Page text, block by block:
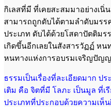
กิเลสที่มี ที่เคยสะสมมาอย่างเนิ่
สามารถถูกดับได้ตามลำดับมรร
ประเภท ดับได้ด้วยโสดาปัตติมร
เกิดขึ้นอีกเลยในสังสารวัฏฏ์ หน
หนทางแห่งการอบรมเจริญปัญ
ธรรมเป็นเรื่องที่ละเอียดมาก ป
เติม คือ จิตที่มี โลภะ เป็นมูล ที่เ
ประเภทที่ประกอบด้วยความเห็